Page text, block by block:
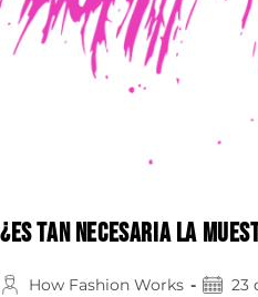
¿Es TAN necesaria la
How Fashion Works 23